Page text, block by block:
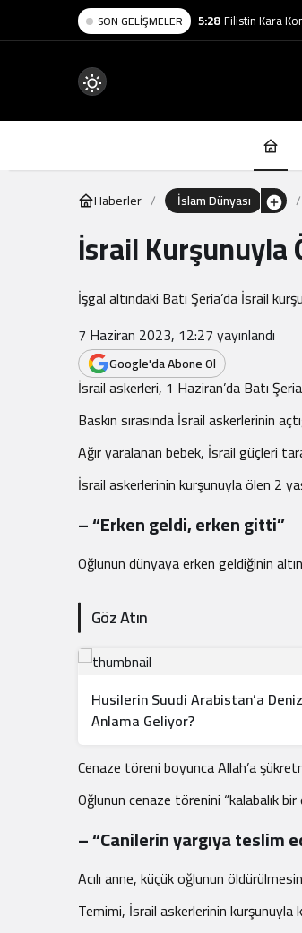
SON GELIŞMELER 5:28 Filistin Kara
Mod
değiştir
Haberler İslam Dünyası
İsrail Kurşunuyla
İşgal altındaki Batı Şeria’da İsrail
7 Haziran 2023, 12:27yayınlandı
Google'da Abone Ol
İsrail askerleri, 1 Haziran’da Batı
Baskın sırasında İsrail askerlerinin
Ağır yaralanan bebek, İsrail güçleri
İsrail askerlerinin kurşunuyla ölen 2
– “Erken geldi, erken gitti”
Oğlunun dünyaya erken geldiğinin
Göz Atın
Husilerin Suudi Arabistan’a
Anlama Geliyor?
Cenaze töreni boyunca Allah’a
Oğlunun cenaze törenini “kalabalık
– “Canilerin yargıya teslim
Acılı anne, küçük oğlunun
Temimi, İsrail askerlerinin kurşunuyla